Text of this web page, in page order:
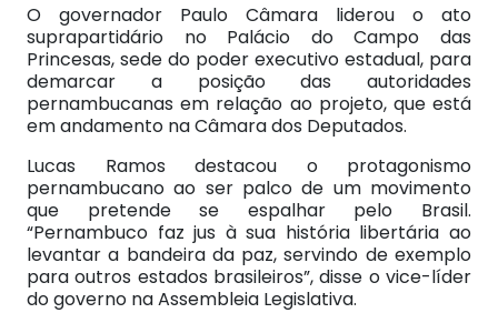
O governador Paulo Câmara liderou o ato
suprapartidário no Palácio do Campo das
Princesas, sede do poder executivo estadual, para
demarcar a posição das autoridades
pernambucanas em relação ao projeto, que está
em andamento na Câmara dos Deputados.
Lucas Ramos destacou o protagonismo
pernambucano ao ser palco de um movimento
que pretende se espalhar pelo Brasil.
“Pernambuco faz jus à sua história libertária ao
levantar a bandeira da paz, servindo de exemplo
para outros estados brasileiros”, disse o vice-líder
do governo na Assembleia Legislativa.